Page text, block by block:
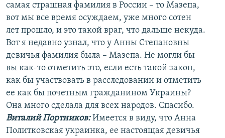
самая страшная фамилия в России – то Мазепа,
вот мы все время осуждаем, уже много сотен
лет прошло, и это такой враг, что дальше некуда.
Вот я недавно узнал, что у Анны Степановны
девичья фамилия была – Мазепа. Не могли бы
вы как-то отметить это, если есть такой закон,
как бы участвовать в расследовании и отметить
ее как бы почетным гражданином Украины?
Она много сделала для всех народов. Спасибо.
Виталий Портников:Имеется в виду, что Анна
Политковская украинка, ее настоящая девичья